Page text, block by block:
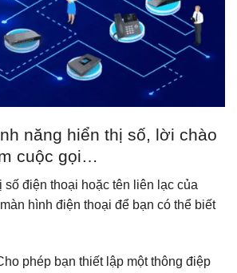
năng hiển thị số, lời chào
cuộc gọi…
số điện thoại hoặc tên liên lạc của
hình điện thoại để bạn có thể biết
phép bạn thiết lập một thông điệp